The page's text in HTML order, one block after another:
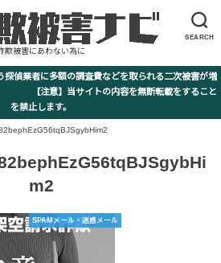
SEARCH
欺被害にあわない為に
探偵業者に多額の調査費などを取られる二次被害が増
【注意】当サイトの内容を無断転載をすること
を禁止します。
m2
SPAMメール・迷惑メール